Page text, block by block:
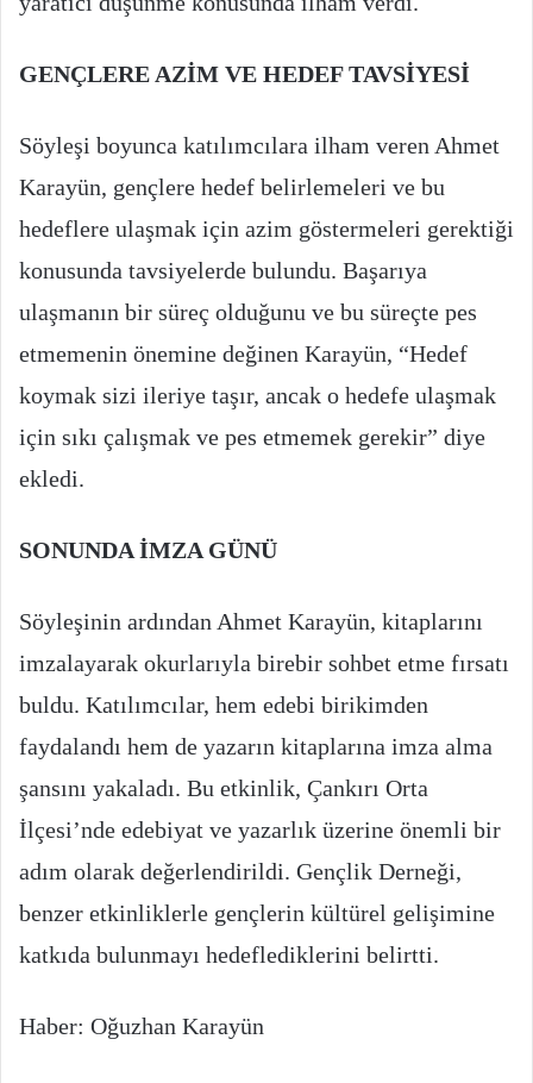
GENÇLERE AZİM VE HEDEF TAVSİYESİ
Söyleşi boyunca katılımcılara ilham veren Ahmet
Karayün, gençlere hedef belirlemeleri ve bu
hedeflere ulaşmak için azim göstermeleri gerektiği
konusunda tavsiyelerde bulundu. Başarıya
ulaşmanın bir süreç olduğunu ve bu süreçte pes
etmemenin önemine değinen Karayün, “Hedef
koymak sizi ileriye taşır, ancak o hedefe ulaşmak
için sıkı çalışmak ve pes etmemek gerekir” diye
ekledi.
SONUNDA İMZA GÜNÜ
Söyleşinin ardından Ahmet Karayün, kitaplarını
imzalayarak okurlarıyla birebir sohbet etme fırsatı
buldu. Katılımcılar, hem edebi birikimden
faydalandı hem de yazarın kitaplarına imza alma
şansını yakaladı. Bu etkinlik, Çankırı Orta
İlçesi’nde edebiyat ve yazarlık üzerine önemli bir
adım olarak değerlendirildi. Gençlik Derneği,
benzer etkinliklerle gençlerin kültürel gelişimine
katkıda bulunmayı hedeflediklerini belirtti.
Haber: Oğuzhan Karayün